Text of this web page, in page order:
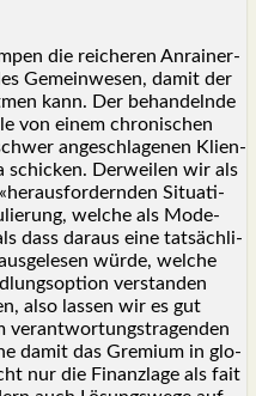
die rei­che­ren Anrai­ner­
Gemein­we­sen, damit der
kann. Der behan­deln­de
von einem chro­ni­schen
ange­schla­ge­nen Kli­en­
schi­cken. Der­wei­len wir als
Situa­ti­
wel­che als Mode­
dass dar­aus eine tat­säch­li­
wür­de, wel­che
ver­stan­den
also las­sen wir es gut
ver­ant­wor­tungs­tra­gen­den
damit das Gre­mi­um in glo­
nur die Finanz­la­ge als fait